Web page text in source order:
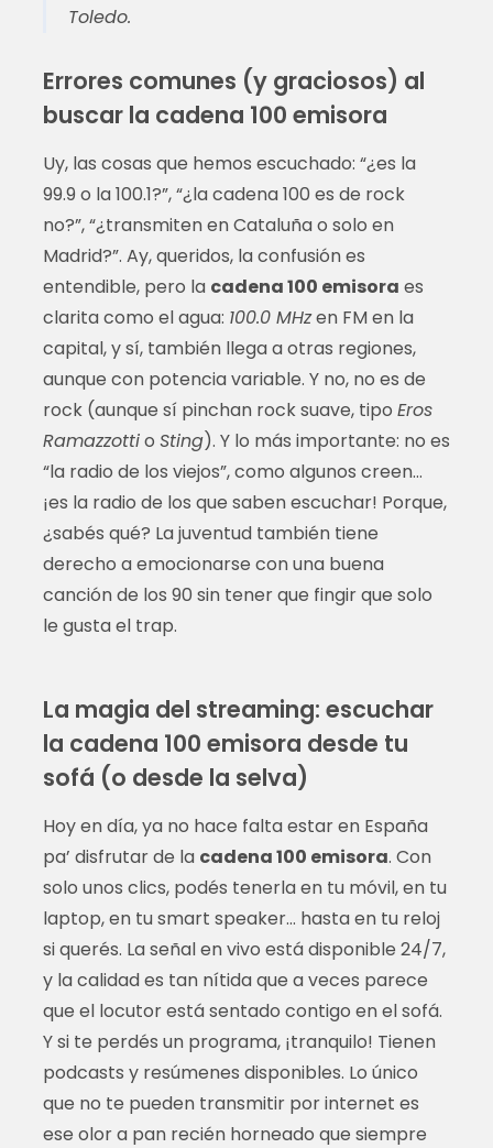
Toledo.
Errores comunes (y graciosos) al
buscar la cadena 100 emisora
Uy, las cosas que hemos escuchado: “¿es la
99.9 o la 100.1?”, “¿la cadena 100 es de rock
no?”, “¿transmiten en Cataluña o solo en
Madrid?”. Ay, queridos, la confusión es
entendible, pero la cadena 100 emisora es
clarita como el agua: 100.0 MHzen FM en la
capital, y sí, también llega a otras regiones,
aunque con potencia variable. Y no, no es de
rock (aunque sí pinchan rock suave, tipo Eros
Ramazzottio Sting). Y lo más importante: no es
“la radio de los viejos”, como algunos creen…
¡es la radio de los que saben escuchar! Porque,
¿sabés qué? La juventud también tiene
derecho a emocionarse con una buena
canción de los 90 sin tener que fingir que solo
le gusta el trap.
La magia del streaming: escuchar
la cadena 100 emisora desde tu
sofá (o desde la selva)
Hoy en día, ya no hace falta estar en España
pa’ disfrutar de la cadena 100 emisora. Con
solo unos clics, podés tenerla en tu móvil, en tu
laptop, en tu smart speaker… hasta en tu reloj
si querés. La señal en vivo está disponible 24/7,
y la calidad es tan nítida que a veces parece
que el locutor está sentado contigo en el sofá.
Y si te perdés un programa, ¡tranquilo! Tienen
podcasts y resúmenes disponibles. Lo único
que no te pueden transmitir por internet es
ese olor a pan recién horneado que siempre